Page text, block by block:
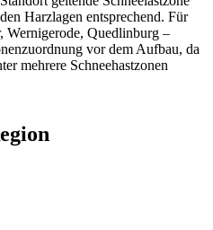
Harzlagen entsprechend. Für
Wernigerode, Quedlinburg –
vor dem Aufbau, da
mehrere Schneehastzonen